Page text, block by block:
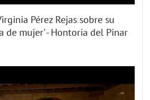
Pérez Rejas sobre su
de mujer' - Hontoria del Pinar